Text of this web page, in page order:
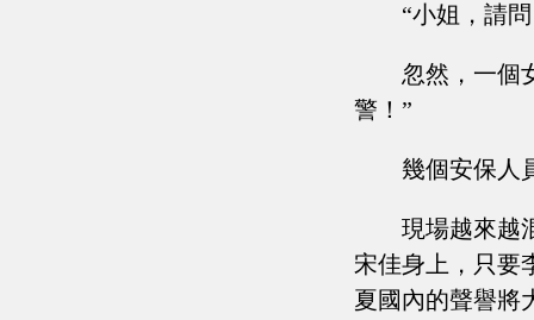
“小姐，請
忽然，一個
警！”
幾個安保人
現場越來越
宋佳身上，只要
夏國內的聲譽將